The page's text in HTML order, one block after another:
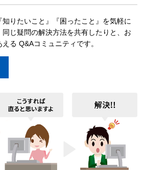
りたいこと』『困ったこと』を気軽に
じ疑問の解決方法を共有したりと、お
る Q&Aコミュニティです。